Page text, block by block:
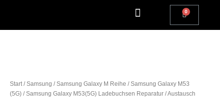
Start/Samsung /Samsung Galaxy M Reihe /Samsung Galaxy M53
(5G) / Samsung Galaxy M53(5G) Ladebuchsen Reparatur / Austausch